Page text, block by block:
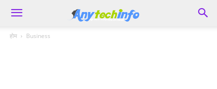
होम Business